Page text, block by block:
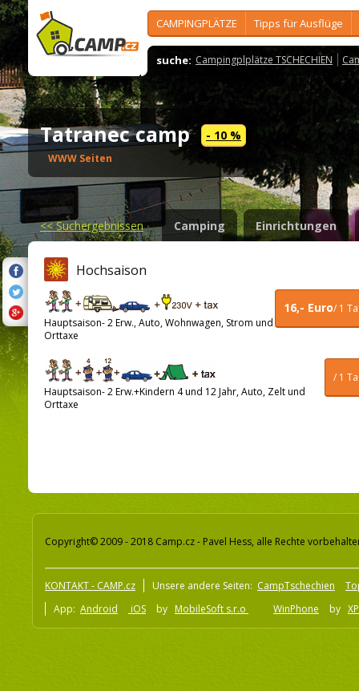
CAMPINGPLÄTZE Tipps für Ausflüge
suche: Campingplplätze TSCHECHIEN
Tatranec camp - 10 %
WWW Seiten
<<Suchergebnissen Camping Einrichtungen
Hochsaison
16,- Euro/ 1
Hauptsaison- 2 Erw., Auto, Wohnwagen, Strom und
Orttaxe
/ 1
Hauptsaison- 2 Erw.+Kindern 4 und 12 Jahr, Auto, Zelt und
Orttaxe
Copyright© 2009 - 2018 Camp.cz - Pavel Hess, alle Rechte
KONTAKT - CAMP.cz Unsere andere Seiten: CampTschechien
App: Android iOS by MobileSoft s.r.o WinPhone by